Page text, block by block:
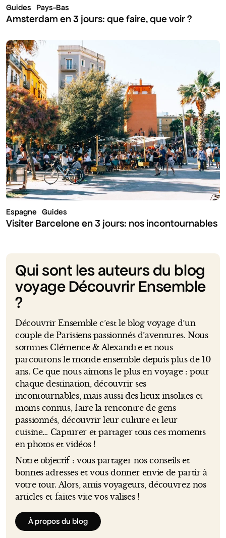
Guides Pays-Bas
Amsterdam en 3 jours: que faire, que voir ?
Espagne Guides
Visiter Barcelone en 3 jours: nos incontournables
Qui sont les auteurs du blog
voyage Découvrir Ensemble
?
Découvrir Ensemble c’est le blog voyage d’un
couple de Parisiens passionnés d’aventures. Nous
sommes Clémence & Alexandre et nous
parcourons le monde ensemble depuis plus de 10
ans. Ce que nous aimons le plus en voyage : pour
chaque destination, découvrir ses
incontournables, mais aussi des lieux insolites et
moins connus, faire la rencontre de gens
passionnés, découvrir leur culture et leur
cuisine… Capturer et partager tous ces moments
en photos et vidéos !
Notre objectif : vous partager nos conseils et
bonnes adresses et vous donner envie de partir à
votre tour. Alors, amis voyageurs, découvrez nos
articles et faites vite vos valises !
À propos du blog